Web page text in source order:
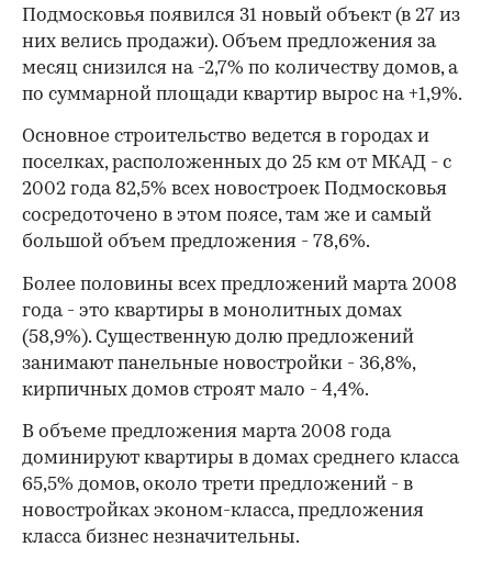
Подмосковья появился 31 новый объект (в 27 из
них велись продажи). Объем предложения за
месяц снизился на -2,7% по количеству домов, а
по суммарной площади квартир вырос на +1,9%.
Основное строительство ведется в городах и
поселках, расположенных до 25 км от МКАД - с
2002 года 82,5% всех новостроек Подмосковья
сосредоточено в этом поясе, там же и самый
большой объем предложения - 78,6%.
00:00 00:00
Более половины всех предложений марта 2008
года - это квартиры в монолитных домах
(58,9%). Существенную долю предложений
занимают панельные новостройки - 36,8%,
кирпичных домов строят мало - 4,4%.
В объеме предложения марта 2008 года
доминируют квартиры в домах среднего класса
65,5% домов, около трети предложений - в
новостройках эконом-класса, предложения
класса бизнес незначительны.